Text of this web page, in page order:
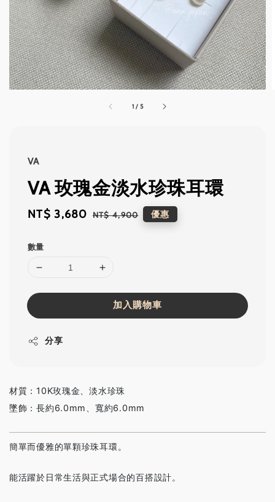
1 / 5
VA
VA 玫瑰金淡水珍珠耳環
Sale
NT$ 3,680 Regular
NT$ 4,900 優惠
數量
加入購物車
分享
材質：10K玫瑰金、淡水珍珠
墜飾：長約6.0mm、寬約6.0mm
簡單而優雅的單顆珍珠耳環。
能活躍於日常生活與正式場合的百搭設計。